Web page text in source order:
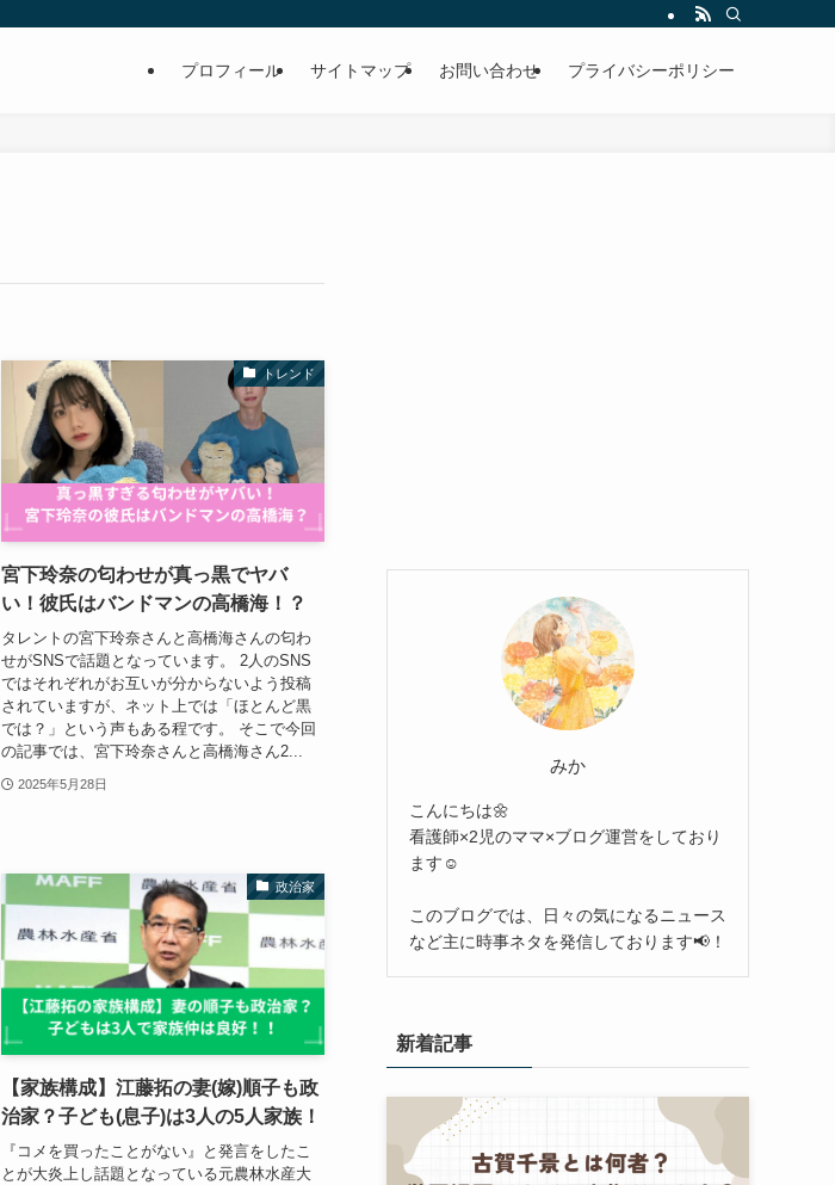
プロフィール サイトマップ お問い合わせ プライバシーポリシー
トレンド
宮下玲奈の匂わせが真っ黒でヤバ
い！彼氏はバンドマンの高橋海！？
タレントの宮下玲奈さんと高橋海さんの匂わ
せがSNSで話題となっています。 2人のSNS
ではそれぞれがお互いが分からないよう投稿
されていますが、ネット上では「ほとんど黒
では？」という声もある程です。 そこで今回
の記事では、宮下玲奈さんと高橋海さん2...
2025年5月28日
政治家
【家族構成】江藤拓の妻(嫁)順子も政
治家？子ども(息子)は3人の5人家族！
『コメを買ったことがない』と発言をしたこ
とが大炎上し話題となっている元農林水産大
みか
こんにちは🌼
看護師×2児のママ×ブログ運営をしており
ます☺︎
このブログでは、日々の気になるニュース
など主に時事ネタを発信しております📢！
新着記事